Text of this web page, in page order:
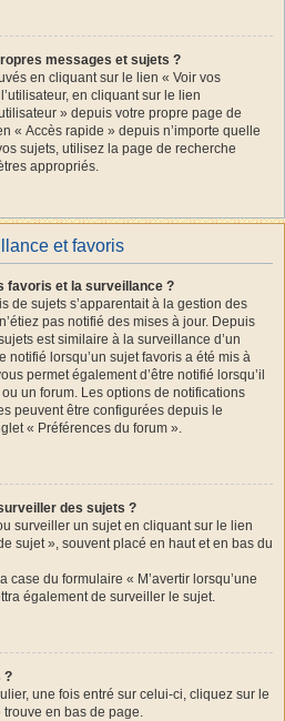
messages et sujets ?
en cliquant sur le lien « Voir vos
en cliquant sur le lien
» depuis votre propre page de
« Accès rapide » depuis n’importe quelle
sujets, utilisez la page de recherche
appropriés.
et favoris
favoris et la surveillance ?
de sujets s’apparentait à la gestion des
pas notifié des mises à jour. Depuis
est similaire à la surveillance d’un
notifié lorsqu’un sujet favoris a été mis à
permet également d’être notifié lorsqu’il
un forum. Les options de notifications
peuvent être configurées depuis le
« Préférences du forum ».
des sujets ?
surveiller un sujet en cliquant sur le lien
sujet », souvent placé en haut et en bas du
case du formulaire « M’avertir lorsqu’une
également de surveiller le sujet.
?
une fois entré sur celui-ci, cliquez sur le
en bas de page.